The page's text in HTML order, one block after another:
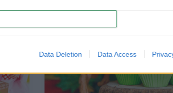
Data Deletion Data Access